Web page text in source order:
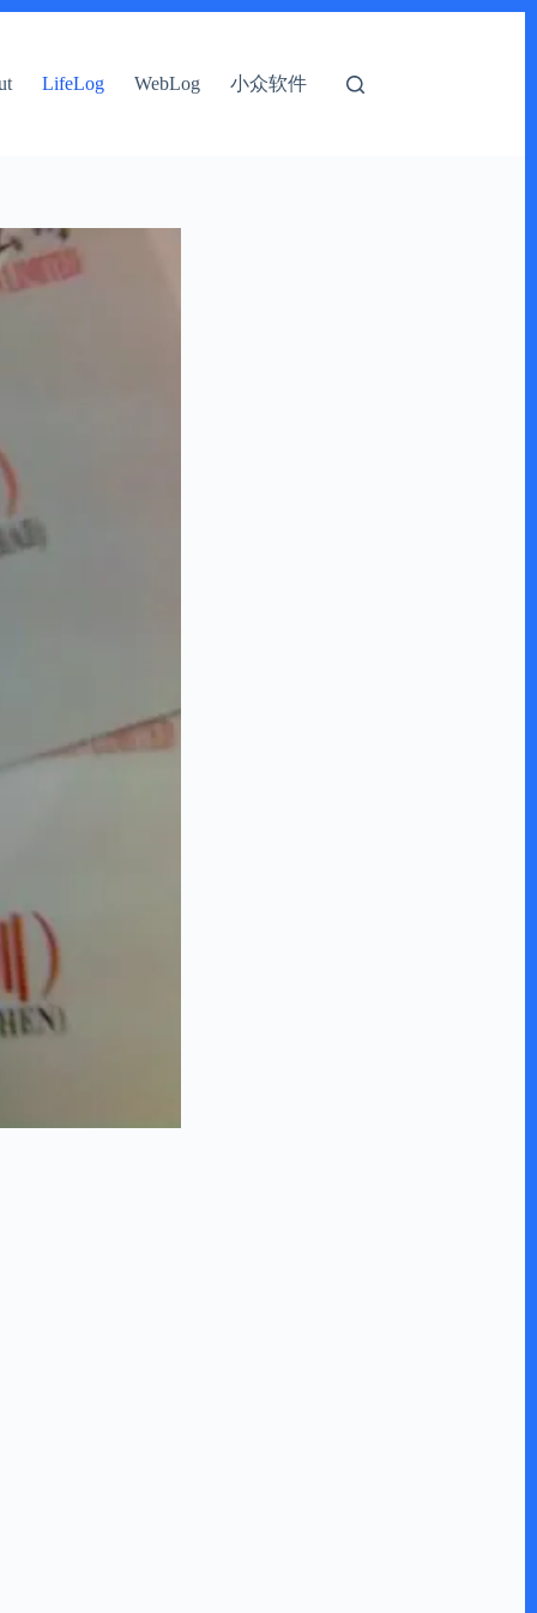
LifeLog WebLog 小众软件